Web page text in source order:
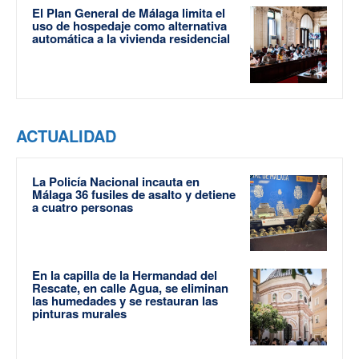
El Plan General de Málaga limita el
uso de hospedaje como alternativa
automática a la vivienda residencial
ACTUALIDAD
La Policía Nacional incauta en
Málaga 36 fusiles de asalto y detiene
a cuatro personas
En la capilla de la Hermandad del
Rescate, en calle Agua, se eliminan
las humedades y se restauran las
pinturas murales